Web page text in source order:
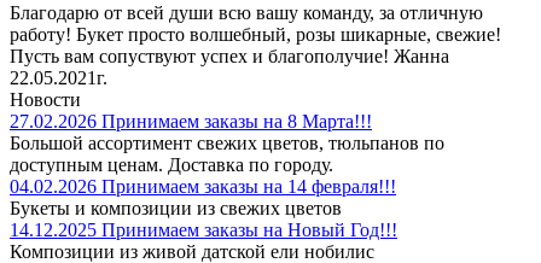
Благодарю от всей души всю вашу команду, за отличную
работу! Букет просто волшебный, розы шикарные, свежие!
Пусть вам сопуствуют успех и благополучие! Жанна
22.05.2021г.
Новости
27.02.2026 Принимаем заказы на 8 Марта!!!
Большой ассортимент свежих цветов, тюльпанов по
доступным ценам. Доставка по городу.
04.02.2026 Принимаем заказы на 14 февраля!!!
Букеты и композиции из свежих цветов
14.12.2025 Принимаем заказы на Новый Год!!!
Композиции из живой датской ели нобилис